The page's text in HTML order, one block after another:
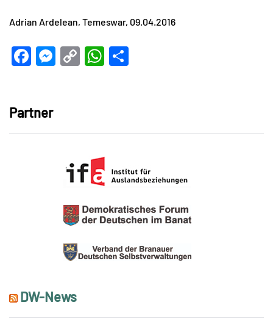
Adrian Ardelean, Temeswar, 09.04.2016
Facebook
Messenger
CopyWhatsApp
Partner
DW-News